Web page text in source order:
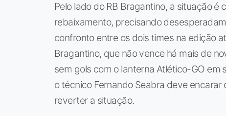
Pelo lado do RB Bragantino, a situação
rebaixamento, precisando
confronto entre os dois times na edição
Bragantino, que não vence há mais de
sem gols com o lanterna Atlético-GO em
o técnico Fernando Seabra deve
reverter a situação.